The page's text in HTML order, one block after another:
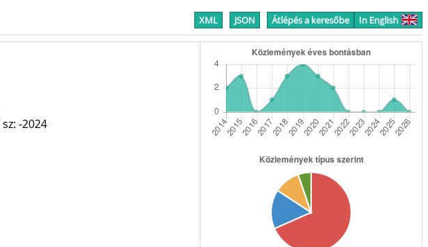
XML JSON Átlépés a keresőbe In English
sz: -2024